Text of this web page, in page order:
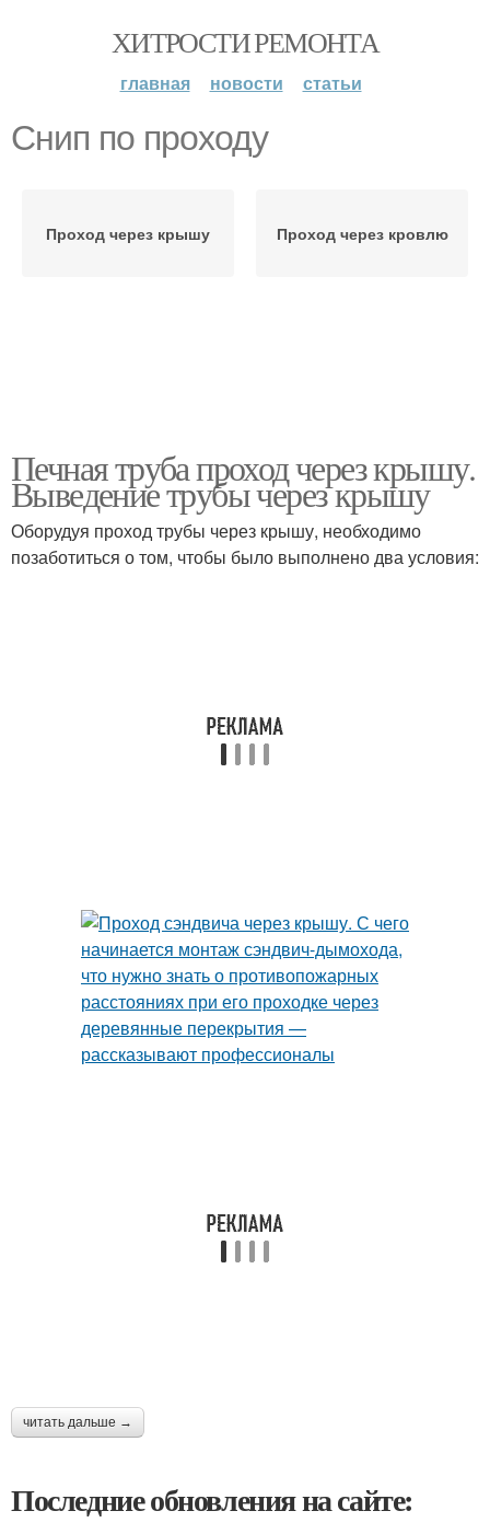
ХИТРОСТИ РЕМОНТА
главная новости статьи
Снип по проходу
Проход через крышу Проход через кровлю
Печная труба проход через крышу.
Выведение трубы через крышу
Оборудуя проход трубы через крышу, необходимо
позаботиться о том, чтобы было выполнено два условия:
читать дальше →
Последние обновления на сайте: